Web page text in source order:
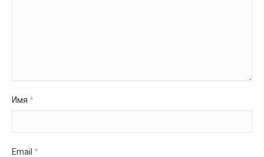
Имя *
Email *